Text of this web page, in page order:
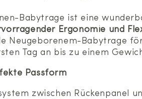
Babytrage ist eine
Ergonomie und
Neugeborenem-Babytrage
Tag an bis zu einem
Passform
zwischen Rückenpanel